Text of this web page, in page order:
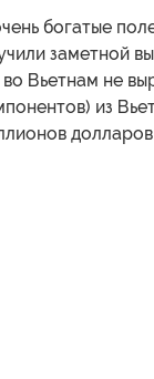
богатые
заметной
Вьетнам не
из
долларов